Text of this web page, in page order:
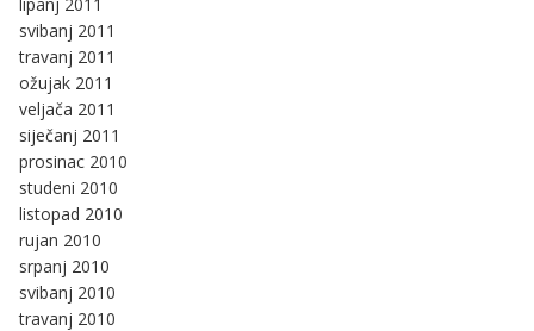
svibanj 2011
travanj 2011
ožujak 2011
veljača 2011
siječanj 2011
prosinac 2010
studeni 2010
listopad 2010
rujan 2010
srpanj 2010
svibanj 2010
travanj 2010